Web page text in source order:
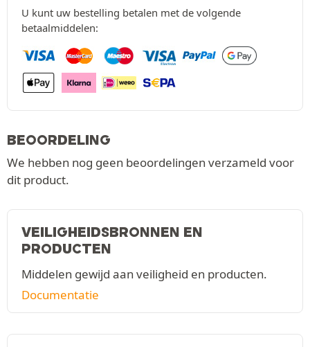
U kunt uw bestelling betalen met de volgende
betaalmiddelen:
BEOORDELING
We hebben nog geen beoordelingen verzameld voor
dit product.
VEILIGHEIDSBRONNEN EN
PRODUCTEN
Middelen gewijd aan veiligheid en producten.
Documentatie